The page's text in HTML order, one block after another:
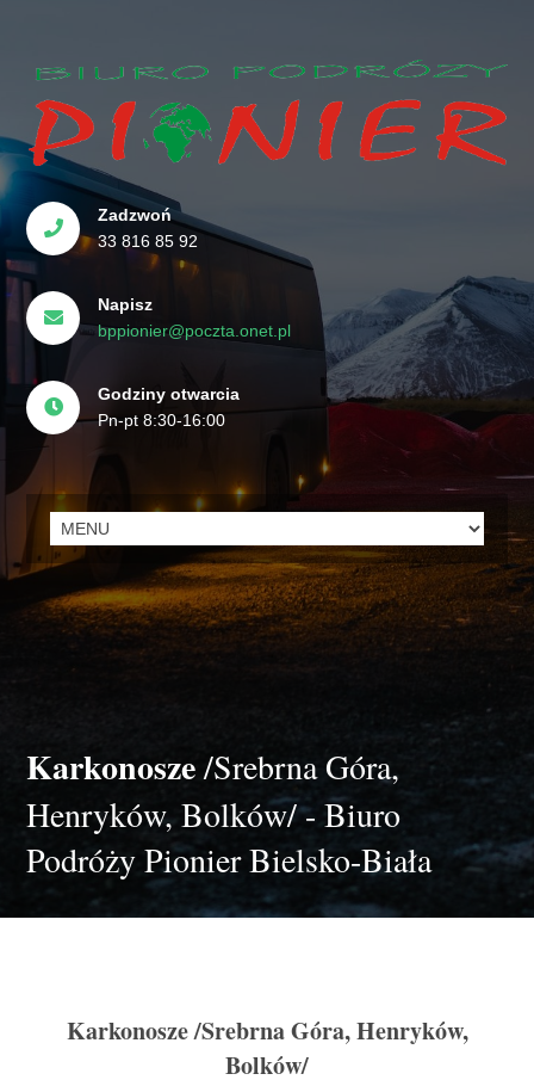
Zadzwoń
33 816 85 92
Napisz
bppionier@poczta.onet.pl
Godziny otwarcia
Pn-pt 8:30-16:00
Karkonosze/Srebrna Góra,
Henryków, Bolków/ - Biuro
Podróży Pionier Bielsko-Biała
Karkonosze/Srebrna Góra, Henryków,
Bolków/